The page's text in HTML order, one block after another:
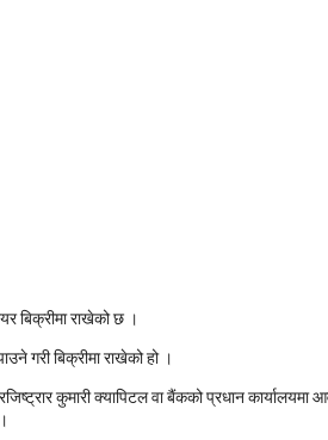
बिक्रीमा राखेको छ ।
गरी बिक्रीमा राखेको हो ।
कुमारी क्यापिटल वा बैंकको प्रधान कार्यालयमा